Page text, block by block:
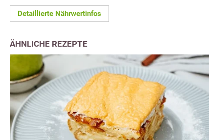
Detaillierte Nährwertinfos
ÄHNLICHE REZEPTE